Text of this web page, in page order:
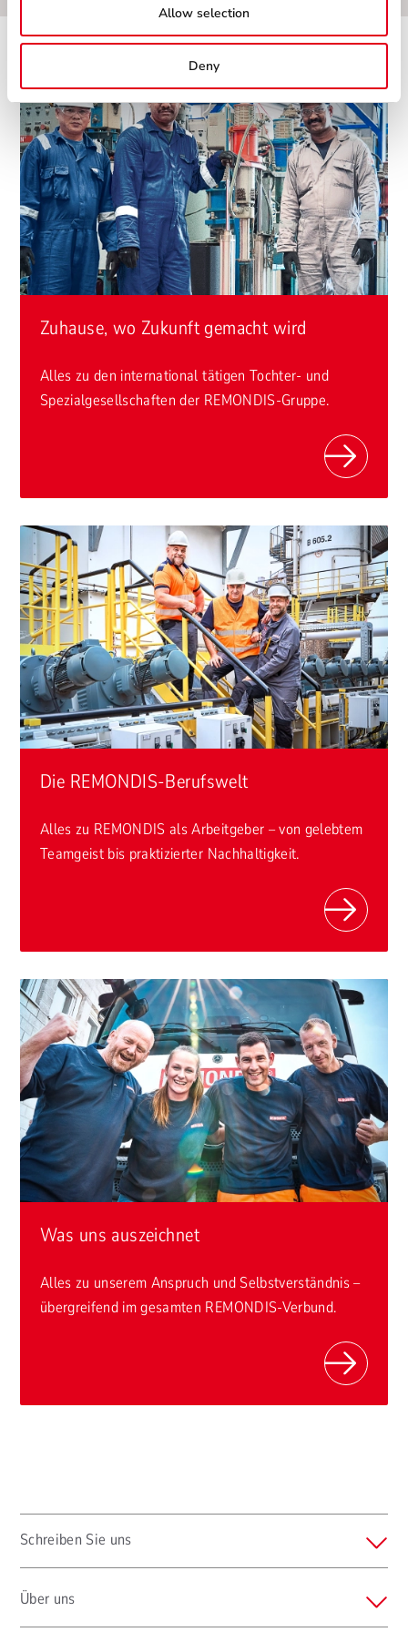
Allow selection
Deny
Zuhause, wo Zukunft gemacht wird
Alles zu den international tätigen Tochter- und
Spezialgesellschaften der REMONDIS-Gruppe.
Die REMONDIS-Berufswelt
Alles zu REMONDIS als Arbeitgeber – von gelebtem
Teamgeist bis praktizierter Nachhaltigkeit.
Was uns auszeichnet
Alles zu unserem Anspruch und Selbstverständnis –
übergreifend im gesamten REMONDIS-Verbund.
Schreiben Sie uns
Über uns